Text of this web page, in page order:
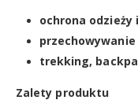
ochrona
trekking,
Zalety produktu